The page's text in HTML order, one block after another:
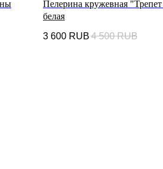
Пелерина кружевная "Трепет
белая
3 600 RUB 4 500 RUB